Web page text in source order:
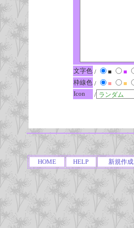
文字色 / ■ ■
枠線色 / ■ ■
Icon
/
HOME HELP 新規作成